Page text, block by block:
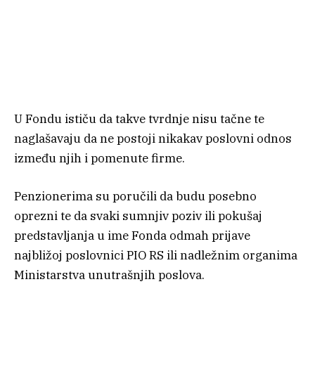
U Fondu ističu da takve tvrdnje nisu tačne te
naglašavaju da ne postoji nikakav poslovni odnos
između njih i pomenute firme.
Penzionerima su poručili da budu posebno
oprezni te da svaki sumnjiv poziv ili pokušaj
predstavljanja u ime Fonda odmah prijave
najbližoj poslovnici PIO RS ili nadležnim organima
Ministarstva unutrašnjih poslova.